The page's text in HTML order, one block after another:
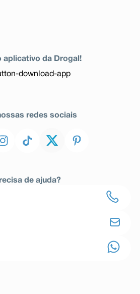
aplicativo da Drogal!
redes sociais
de ajuda?